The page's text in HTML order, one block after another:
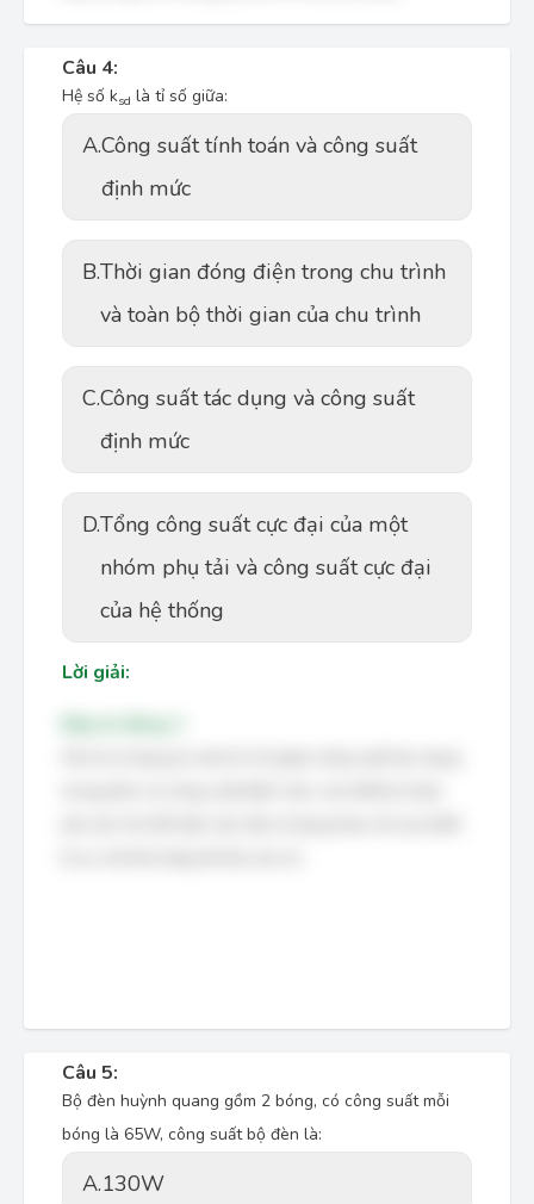
Câu 4:
Hệ số ksd là tỉ số giữa:
A.Công suất tính toán và công suất
định mức
B.Thời gian đóng điện trong chu trình
và toàn bộ thời gian của chu trình
C.Công suất tác dụng và công suất
định mức
D.Tổng công suất cực đại của một
nhóm phụ tải và công suất cực đại
của hệ thống
Lời giải:
Câu 5:
Bộ đèn huỳnh quang gồm 2 bóng, có công suất mỗi
bóng là 65W, công suất bộ đèn là:
A.130W